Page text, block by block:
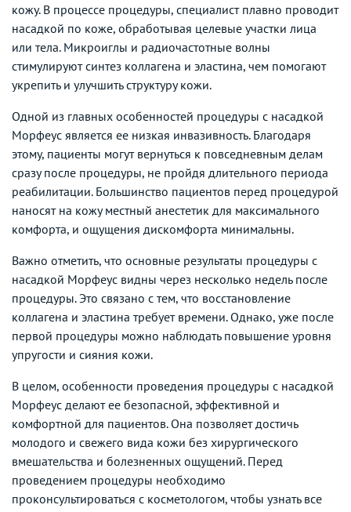
кожу. В процессе процедуры, специалист плавно проводит
насадкой по коже, обработывая целевые участки лица
или тела. Микроиглы и радиочастотные волны
стимулируют синтез коллагена и эластина, чем помогают
укрепить и улучшить структуру кожи.
Одной из главных особенностей процедуры с насадкой
Морфеус является ее низкая инвазивность. Благодаря
этому, пациенты могут вернуться к повседневным делам
сразу после процедуры, не пройдя длительного периода
реабилитации. Большинство пациентов перед процедурой
наносят на кожу местный анестетик для максимального
комфорта, и ощущения дискомфорта минимальны.
Важно отметить, что основные результаты процедуры с
насадкой Морфеус видны через несколько недель после
процедуры. Это связано с тем, что восстановление
коллагена и эластина требует времени. Однако, уже после
первой процедуры можно наблюдать повышение уровня
упругости и сияния кожи.
В целом, особенности проведения процедуры с насадкой
Морфеус делают ее безопасной, эффективной и
комфортной для пациентов. Она позволяет достичь
молодого и свежего вида кожи без хирургического
вмешательства и болезненных ощущений. Перед
проведением процедуры необходимо
проконсультироваться с косметологом, чтобы узнать все